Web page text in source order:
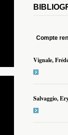
Compte
Vignale,
Salvaggio,